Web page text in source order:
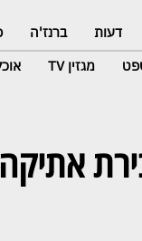
דעות ברנז'ה
מגזין TV